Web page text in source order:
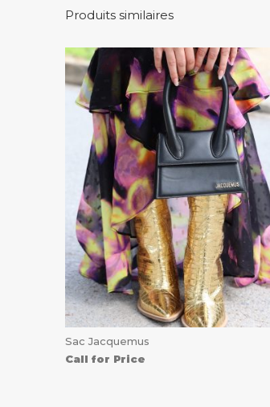
Produits similaires
Sac Jacquemus
Call for Price